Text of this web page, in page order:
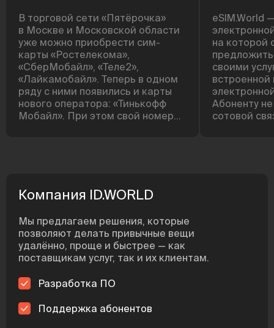
В торговой сети «Пятёрочка»
в Москве и Московской области
уже можно приобрести сим-
карты «Ростелекома»,
«СберМобайл», «Теле2»,
«Лайкамобайл». Теперь в одном
ряду с ними появились и карты
нового оператора: «Тинькофф
Мобайл». При этом свой номер
в приложении ID.ABONENT.
Возможность купить сим-карту
новые перспективы для свободы
выбора.
eSIM.World
на которой
предложить
своими
встроенной
Абоненту
сотовой
Компания ID.WORLD
Мы предлагаем решения, которые
позволяют делать привычные вещи
удалённо, проще и быстрее — как
поставщикам услуг, так и их клиентам.
Разработка ПО
Поддержка абонентов